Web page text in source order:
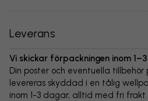
Leverans
Vi skickar förpackningen inom
Din poster och eventuella tillbehör
levereras skyddad i en tålig
inom 1-3 dagar, alltid med fri frakt.